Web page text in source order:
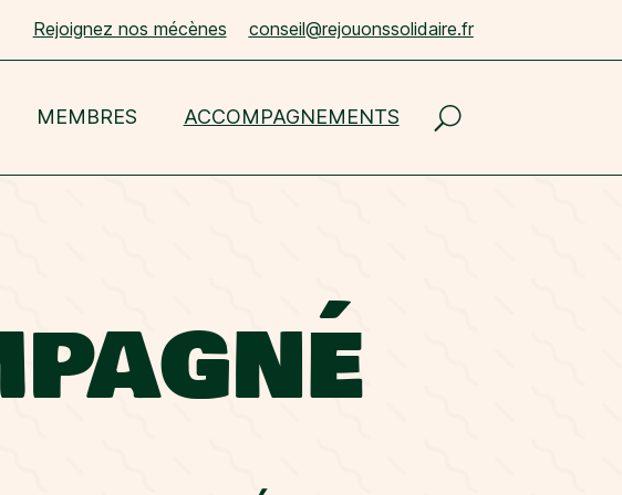
Rejoignez nos mécènes conseil@rejouonssolidaire.fr
MEMBRES ACCOMPAGNEMENTS